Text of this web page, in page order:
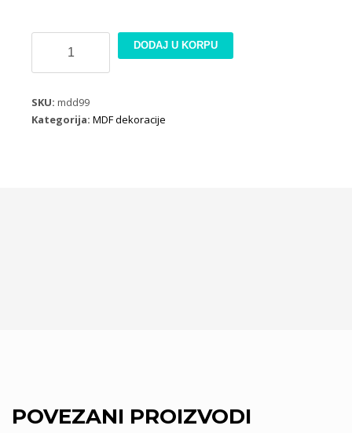
dekoracija
ML99
količina
DODAJ U KORPU
SKU: mdd99
Kategorija: MDF dekoracije
POVEZANI PROIZVODI